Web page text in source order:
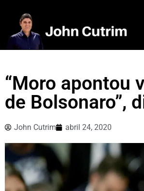
“Moro apontou
de Bolsonaro”,
John Cutrim abril 24, 2020